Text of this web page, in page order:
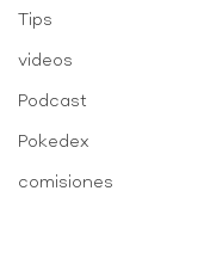
Tips
videos
Podcast
Pokedex
comisiones